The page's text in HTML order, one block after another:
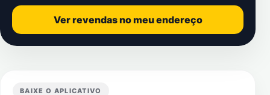
Ver revendas no meu endereço
BAIXE O APLICATIVO